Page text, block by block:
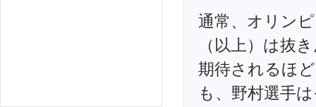
通常、オリン
（以上）は抜
期待されるほ
も、野村選手